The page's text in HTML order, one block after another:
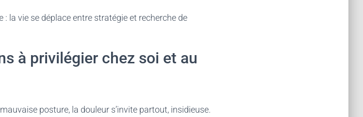
la vie se déplace entre stratégie et recherche de
à privilégier chez soi et au
posture, la douleur s’invite partout, insidieuse.